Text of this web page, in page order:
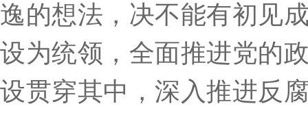
逸的想法，决不能有初见
设为统领，全面推进党的
设贯穿其中，深入推进反